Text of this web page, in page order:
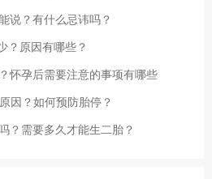
说？有什么忌讳吗？
？原因有哪些？
怀孕后需要注意的事项有哪些
因？如何预防胎停？
？需要多久才能生二胎？